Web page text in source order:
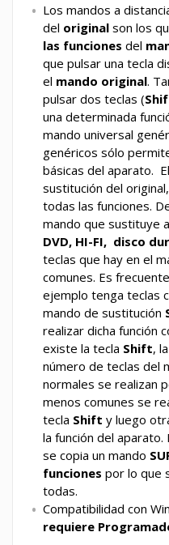
Los mandos a
del original son los
las funciones del
que pulsar una tecla
el mando original.
pulsar dos teclas (
una determinada
mando universal
genéricos sólo
básicas del aparato.
sustitución del
todas las funciones.
mando que sustituye
DVD, HI-FI, disco
teclas que hay en el
comunes. Es
ejemplo tenga teclas
mando de sustitución
realizar dicha función
existe la tecla Shift,
número de teclas del
normales se realizan
menos comunes se
tecla Shift y luego
la función del
se copia un mando
funciones por lo que
todas.
Compatibilidad con
requiere